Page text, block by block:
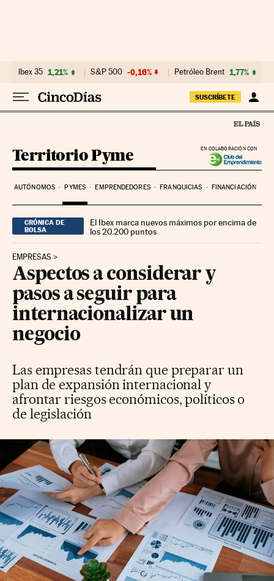
Ibex 35 1,21% S&P 500 -0,16% Petróleo Brent 1,77%
SUSCRÍBETE
EN COLABORACIÓN CON
Territorio Pyme
AUTÓNOMOS PYMES EMPRENDEDORES FRANQUICIAS FINANCIACIÓN
CRÓNICA DE
BOLSA
El Ibex marca nuevos máximos por encima de
los 20.200 puntos
EMPRESAS
Aspectos a considerar y
pasos a seguir para
internacionalizar un
negocio
Las empresas tendrán que preparar un
plan de expansión internacional y
afrontar riesgos económicos, políticos o
de legislación